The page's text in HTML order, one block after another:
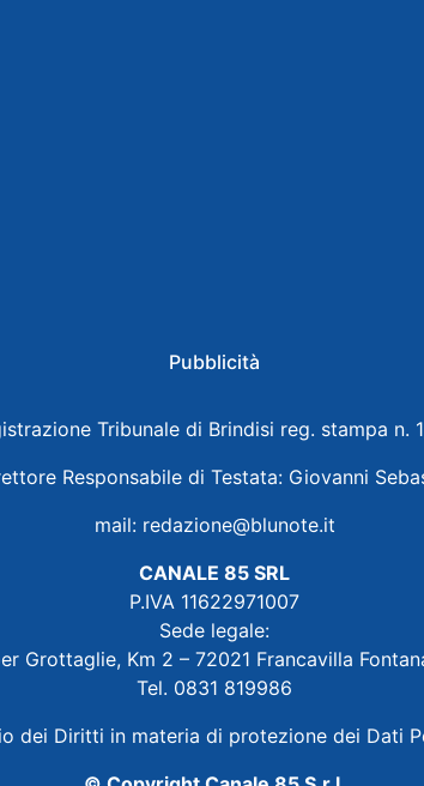
Pubblicità
Tribunale di Brindisi reg. stampa n.
Responsabile di Testata: Giovanni
mail: redazione@blunote.it
CANALE 85 SRL
P.IVA 11622971007
Sede legale:
Grottaglie, Km 2 – 72021 Francavilla
Tel. 0831 819986
dei Diritti in materia di protezione dei Dati